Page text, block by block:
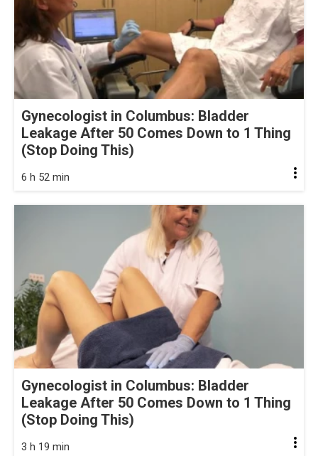
Gynecologist in Columbus: Bladder
Leakage After 50 Comes Down to 1 Thing
(Stop Doing This)
6 h 52 min
Gynecologist in Columbus: Bladder
Leakage After 50 Comes Down to 1 Thing
(Stop Doing This)
3 h 19 min